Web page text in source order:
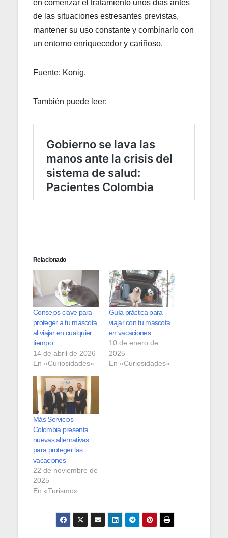
en comenzar el tratamiento unos días antes
de las situaciones estresantes previstas,
mantener su uso constante y combinarlo con
un entorno enriquecedor y cariñoso.
Fuente: Konig.
También puede leer:
Relacionado
Consejos clave para
proteger a tu mascota
al viajar en cualquier
tiempo
14 de abril de 2026
En «Curiosidades»
Guía práctica para
viajar con tu mascota
en vacaciones
10 de enero de
2025
En «Curiosidades»
Más Servicios
Colombia presenta
nuevas alternativas
para proteger las
vacaciones
22 de noviembre de
2025
En «Turismo»